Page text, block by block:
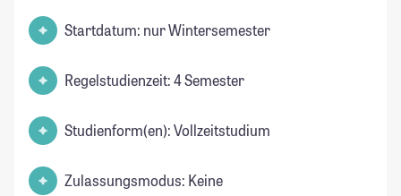
Startdatum: nur Wintersemester
Regelstudienzeit: 4 Semester
Studienform(en): Vollzeitstudium
Zulassungsmodus: Keine